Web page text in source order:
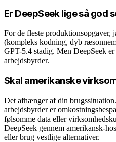
Er DeepSeek lige så god
For de fleste produktionsopgaver,
(kompleks kodning, dyb
GPT-5.4 stadig. Men DeepSeek
arbejdsbyrder.
Skal amerikanske
Det afhænger af din
arbejdsbyrder er
følsomme data eller
DeepSeek gennem amerikansk-
eller brug vestlige alternativer.